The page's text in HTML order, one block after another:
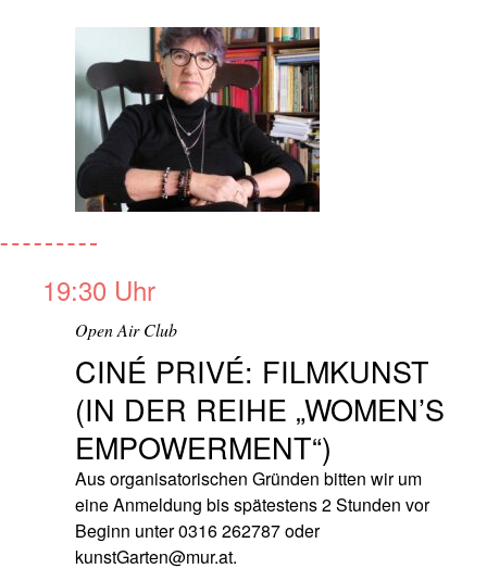
19:30 Uhr
Open Air Club
CINÉ PRIVÉ: FILMKUNST
(IN DER REIHE „WOMEN’S
EMPOWERMENT“)
Aus organisatorischen Gründen bitten wir um
eine Anmeldung bis spätestens 2 Stunden vor
Beginn unter 0316 262787 oder
kunstGarten@mur.at.